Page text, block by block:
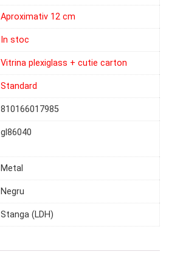
Aproximativ 12 cm
In stoc
Vitrina plexiglass + cutie carton
Standard
810166017985
gl86040
Metal
Negru
Stanga (LDH)